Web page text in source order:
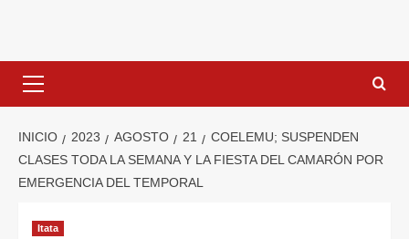
INICIO 2023 AGOSTO 21
COELEMU; SUSPENDEN
CLASES TODA LA SEMANA Y LA FIESTA DEL CAMARÓN POR
EMERGENCIA DEL TEMPORAL
Itata